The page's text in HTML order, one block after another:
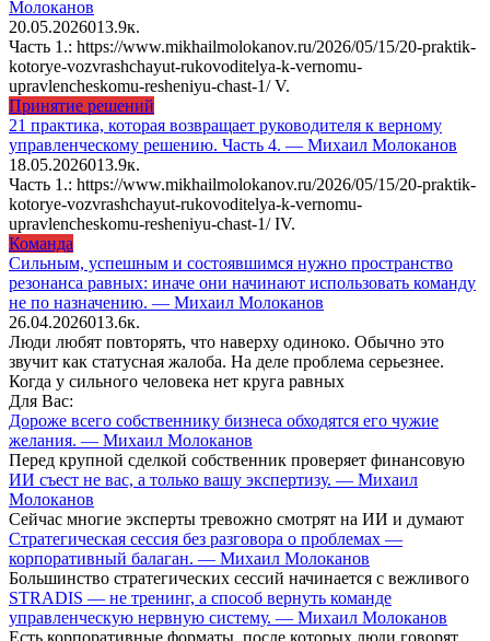
Молоканов
20.05.2026013.9к.
Часть 1.: https://www.mikhailmolokanov.ru/2026/05/15/20-praktik-
kotorye-vozvrashchayut-rukovoditelya-k-vernomu-
upravlencheskomu-resheniyu-chast-1/ V.
Принятие решений
21 практика, которая возвращает руководителя к верному
управленческому решению. Часть 4. — Михаил Молоканов
18.05.2026013.9к.
Часть 1.: https://www.mikhailmolokanov.ru/2026/05/15/20-praktik-
kotorye-vozvrashchayut-rukovoditelya-k-vernomu-
upravlencheskomu-resheniyu-chast-1/ IV.
Команда
Сильным, успешным и состоявшимся нужно пространство
резонанса равных: иначе они начинают использовать команду
не по назначению. — Михаил Молоканов
26.04.2026013.6к.
Люди любят повторять, что наверху одиноко. Обычно это
звучит как статусная жалоба. На деле проблема серьезнее.
Когда у сильного человека нет круга равных
Для Вас:
Дороже всего собственнику бизнеса обходятся его чужие
желания. — Михаил Молоканов
Перед крупной сделкой собственник проверяет финансовую
ИИ съест не вас, а только вашу экспертизу. — Михаил
Молоканов
Сейчас многие эксперты тревожно смотрят на ИИ и думают
Стратегическая сессия без разговора о проблемах —
корпоративный балаган. — Михаил Молоканов
Большинство стратегических сессий начинается с вежливого
STRADIS — не тренинг, а способ вернуть команде
управленческую нервную систему. — Михаил Молоканов
Есть корпоративные форматы, после которых люди говорят